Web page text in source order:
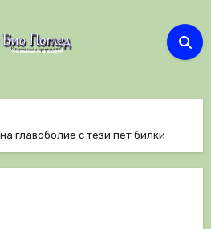
главоболие с тези пет билки